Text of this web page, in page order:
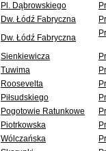
Pl. Dąbrowskiego
Dw. Łódź Fabryczna
Dw. Łódź Fabryczna
Sienkiewicza
Tuwima
Roosevelta
Piłsudskiego
Pogotowie Ratunkowe
Piotrkowska
Wólczańska